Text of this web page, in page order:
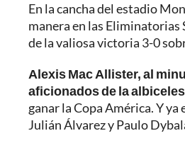
En la cancha del estadio
manera en las Eliminatorias
de la valiosa victoria 3-0
Alexis Mac Allister, al
aficionados de la
ganar la Copa América. Y
Julián Álvarez y Paulo